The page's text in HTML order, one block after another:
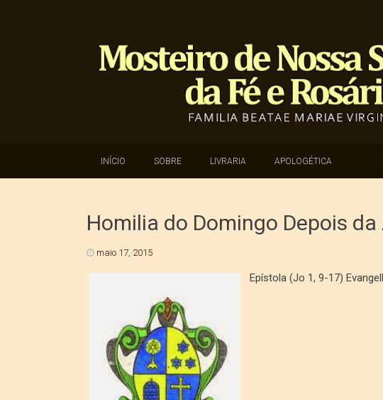
SKIP TO CONTENT
INÍCIO SOBRE LIVRARIA APOLOGÉTICA
Homilia do Domingo Depois
maio 17, 2015
Epístola (Jo 1, 9-17)